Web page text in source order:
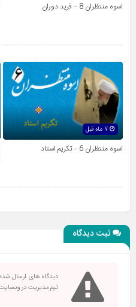
اسوه منتظران 8 – فرید دوران
7 ماه قبل
اسوه منتظران 6 – تکریم استاد
ثبت دیدگاه
دیدگاه های ارسال
تیم مدیریت در